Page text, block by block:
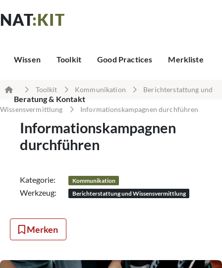
NAT:KIT
Wissen Toolkit Good Practices Merkliste
Beratung & Kontakt
Toolkit Kommunikation Berichterstattung und
Wissensvermittlung Informationskampagnen durchführen
Informationskampagnen
durchführen
Kategorie: Kommunikation
Werkzeug: Berichterstattung und Wissensvermittlung
Merken